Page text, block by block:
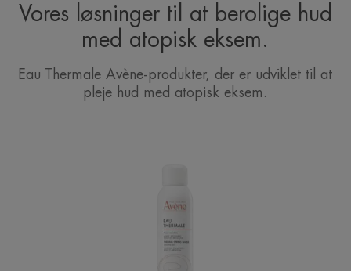
Vores løsninger til at berolige hud
med atopisk eksem.
Eau Thermale Avène-produkter, der er udviklet til at
pleje hud med atopisk eksem.
|
Beroligende
spray